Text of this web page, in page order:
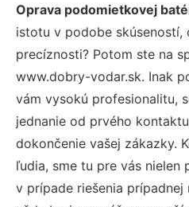
Oprava podomietkovej
istotu v podobe skúseností,
precíznosti? Potom ste na
www.dobry-vodar.sk. Inak
vám vysokú profesionalitu,
jednanie od prvého
dokončenie vašej zákazky.
ľudia, sme tu pre vás nielen
v prípade riešenia